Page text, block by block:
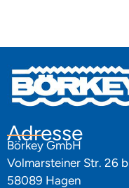
Adresse
Börkey GmbH
Volmarsteiner Str. 26 b
58089 Hagen